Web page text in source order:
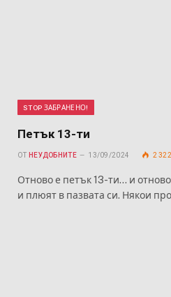
STOP ЗАБРАНЕНО!
Петък 13-ти
ОТ НЕУДОБНИТЕ 13/09/2024 2 322
Отново е петък 13-ти… и
и плюят в пазвата си. Някои